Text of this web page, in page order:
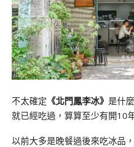
不太確定 《北門鳳李冰》 是什
就已經吃過，算算至少有開10
以前大多是晚餐過後來吃冰品